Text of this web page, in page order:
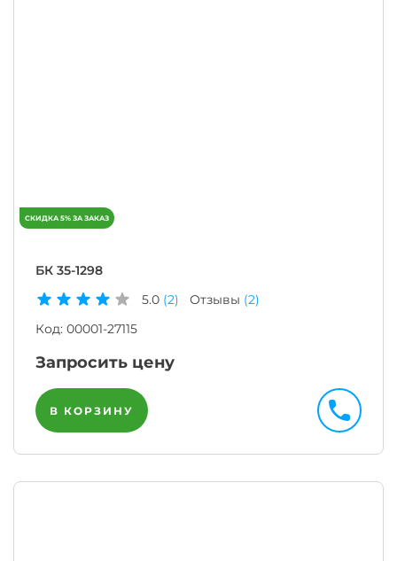
БК 35-1298
5.0 (2) Отзывы (2)
Код: 00001-27115
Запросить цену
В КОРЗИНУ